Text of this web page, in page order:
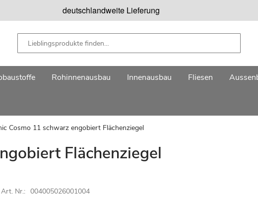
deutschlandweite Lieferung
Rohinnenausbau Innenausbau Fliesen
Cosmo 11 schwarz engobiert Flächenziegel
Flächenziegel
Art. Nr.: 004005026001004